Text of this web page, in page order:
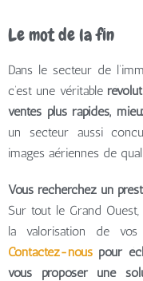
Le mot de la fin
Dans le secteur de
c’est une véritable
ventes plus rapides,
un secteur aussi
images aériennes de
Vous recherchez un
Sur tout le Grand
la valorisation de
Contactez-nous pour
vous proposer une